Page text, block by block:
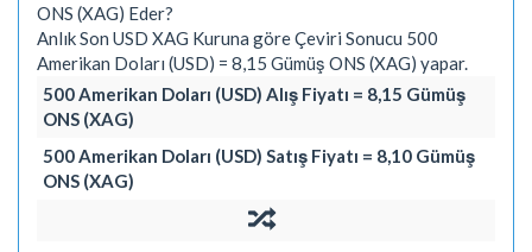
ONS (XAG) Eder?
Anlık Son USD XAG Kuruna göre Çeviri Sonucu 500
Amerikan Doları (USD) = 8,15 Gümüş ONS (XAG) yapar.
500 Amerikan Doları (USD) Alış Fiyatı = 8,15 Gümüş
ONS (XAG)
500 Amerikan Doları (USD) Satış Fiyatı = 8,10 Gümüş
ONS (XAG)